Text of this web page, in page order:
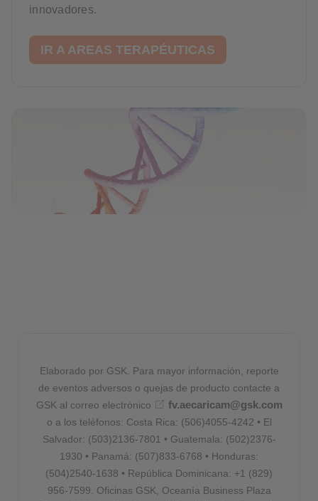
innovadores.
IR A AREAS TERAPÉUTICAS
Elaborado por GSK. Para mayor información, reporte
de eventos adversos o quejas de producto contacte a
GSK al correo electrónico
fv.aecaricam@gsk.com
o a los teléfonos: Costa Rica: (506)4055-4242 • El
Salvador: (503)2136-7801 • Guatemala: (502)2376-
1930 • Panamá: (507)833-6768 • Honduras:
(504)2540-1638 • República Dominicana: +1 (829)
956-7599. Oficinas GSK, Oceanía Business Plaza